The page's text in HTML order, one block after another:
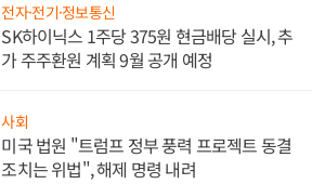
전자·전기·정보통신
SK하이닉스 1주당 375원 현금배당 실시, 추
가 주주환원 계획 9월 공개 예정
사회
미국 법원 "트럼프 정부 풍력 프로젝트 동결
조치는 위법", 해제 명령 내려